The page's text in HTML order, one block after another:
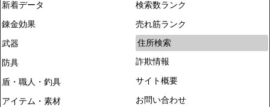
新着データ
錬金効果
武器
防具
盾・職人・釣具
アイテム・素材
検索数ランク
売れ筋ランク
住所検索
詐欺情報
サイト概要
お問い合わせ